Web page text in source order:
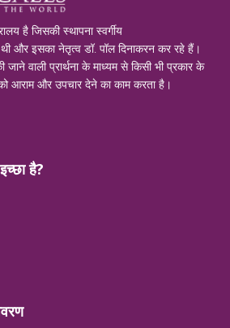
है जिसकी स्थापना स्वर्गीय
और इसका नेतृत्व डॉ. पॉल दिनाकरन कर रहे हैं।
वाली प्रार्थना के माध्यम से किसी भी प्रकार के
आराम और उपचार देने का काम करता है।
है?